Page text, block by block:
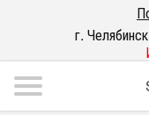
г.